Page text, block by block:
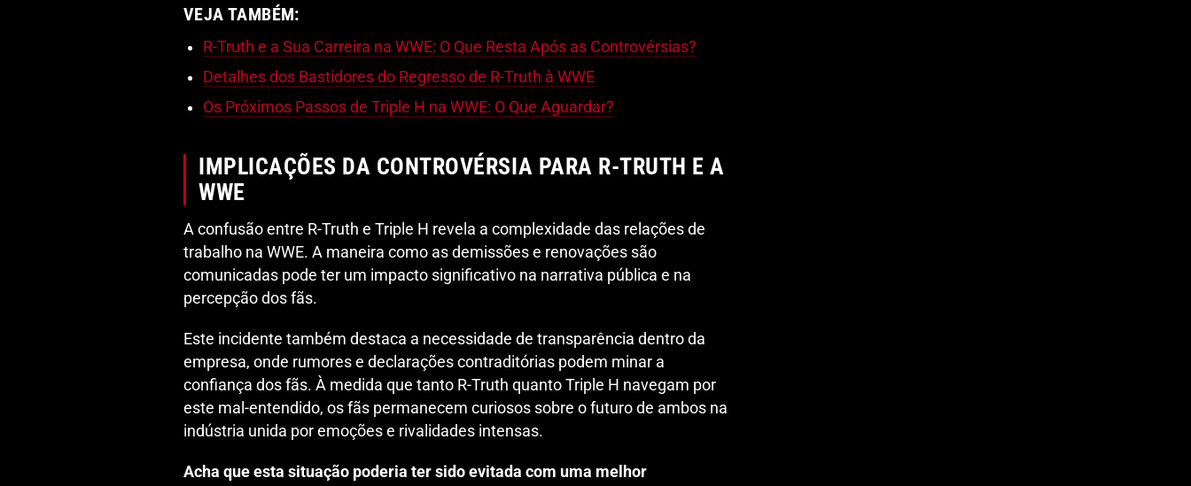
VEJA TAMBÉM:
R-Truth e a Sua Carreira na WWE: O Que Resta Após as Controvérsias?
Detalhes dos Bastidores do Regresso de R-Truth à WWE
Os Próximos Passos de Triple H na WWE: O Que Aguardar?
IMPLICAÇÕES DA CONTROVÉRSIA PARA R-TRUTH E A
WWE
A confusão entre R-Truth e Triple H revela a complexidade das relações de
trabalho na WWE. A maneira como as demissões e renovações são
comunicadas pode ter um impacto significativo na narrativa pública e na
percepção dos fãs.
Este incidente também destaca a necessidade de transparência dentro da
empresa, onde rumores e declarações contraditórias podem minar a
confiança dos fãs. À medida que tanto R-Truth quanto Triple H navegam por
este mal-entendido, os fãs permanecem curiosos sobre o futuro de ambos na
indústria unida por emoções e rivalidades intensas.
Acha que esta situação poderia ter sido evitada com uma melhor